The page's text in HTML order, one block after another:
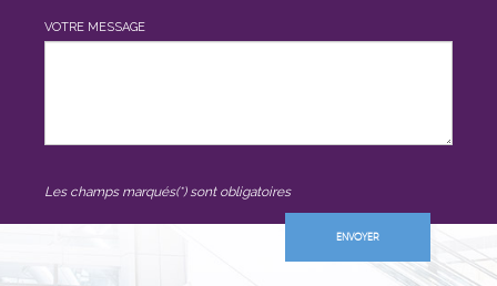
VOTRE MESSAGE
Les champs marqués(*) sont obligatoires